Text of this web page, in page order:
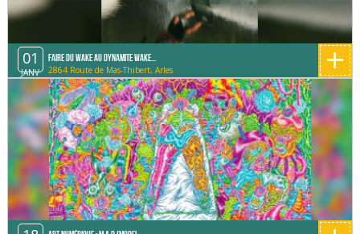
01
JANV
Faire du Wake au Dynamite Wake...
2864 Route de Mas-Thibert, Arles +